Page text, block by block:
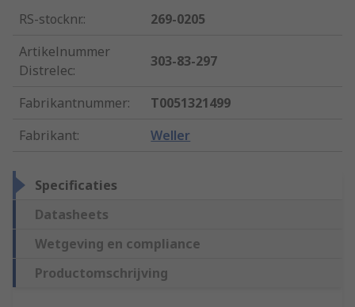
RS-stocknr.:
269-0205
Artikelnummer
Distrelec:
303-83-297
Fabrikantnummer:
T0051321499
Fabrikant: Weller
Specificaties
Datasheets
Wetgeving en compliance
Productomschrijving